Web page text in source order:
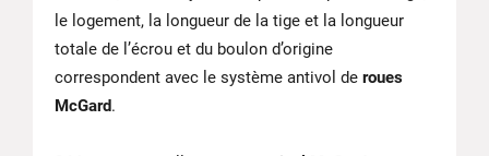
le logement, la longueur de la tige et la longueur
totale de l’écrou et du boulon d’origine
correspondent avec le système antivol de roues
McGard.